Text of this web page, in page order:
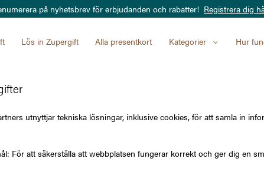
utnyttjar tekniska lösningar, inklusive cookies, för att samla in
För att säkerställa att webbplatsen fungerar korrekt och ger dig en
på nyhetsbrev för erbjudanden och rabatter! Registrera dig
Lös in Zupergift Alla presentkort Kategorier Hur
för alla tillfällen